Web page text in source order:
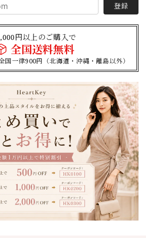
登録
円以上のご購入で
全国送料無料
国一律900円（北海道・沖縄・離島以外）